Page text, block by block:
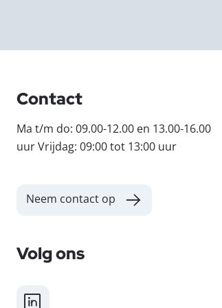
Contact
Ma t/m do: 09.00-12.00 en 13.00-16.00
uur Vrijdag: 09:00 tot 13:00 uur
Neem contact op
Volg ons
LinkedIn